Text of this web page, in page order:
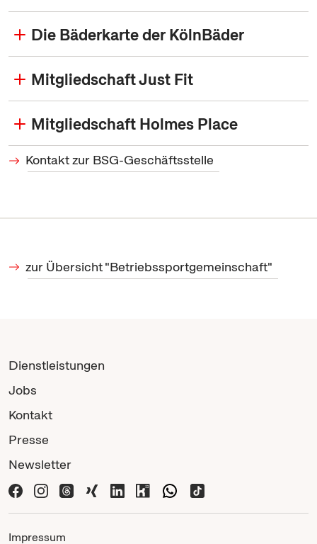
Die Bäderkarte der KölnBäder
Mitgliedschaft Just Fit
Mitgliedschaft Holmes Place
Kontakt zur BSG-Geschäftsstelle
zur Übersicht "Betriebssportgemeinschaft"
Dienstleistungen
Jobs
Kontakt
Presse
Newsletter
Impressum